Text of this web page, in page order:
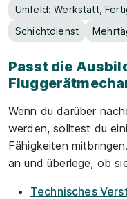
Umfeld: Werkstatt,
Schichtdienst
Passt die
Wenn du darüber
werden, solltest du
Fähigkeiten
an und überlege, ob
Technisches